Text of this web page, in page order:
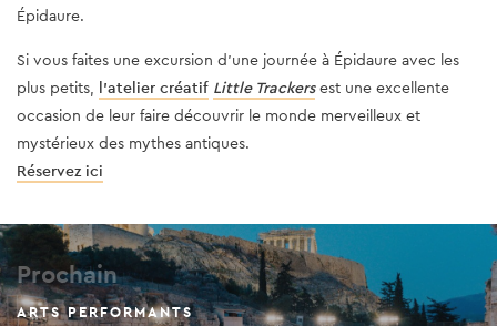
Épidaure.
Si vous faites une excursion d'une journée à Épidaure avec les
plus petits, l'atelier créatif Little Trackers est une excellente
occasion de leur faire découvrir le monde merveilleux et
mystérieux des mythes antiques.
Réservez ici
Prochain
ARTS PERFORMANTS